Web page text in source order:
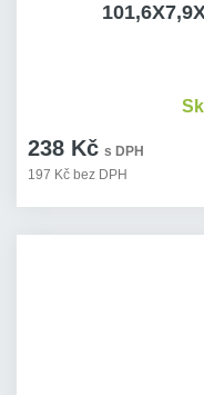
238 Kč s DPH
197 Kč bez DPH